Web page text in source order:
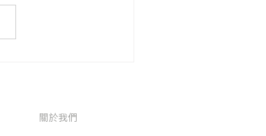
關於我們